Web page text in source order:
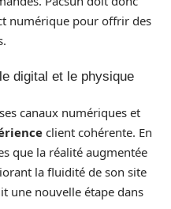
numérique pour offrir des
digital et le physique
canaux numériques et
client cohérente. En
que la réalité augmentée
la fluidité de son site
une nouvelle étape dans